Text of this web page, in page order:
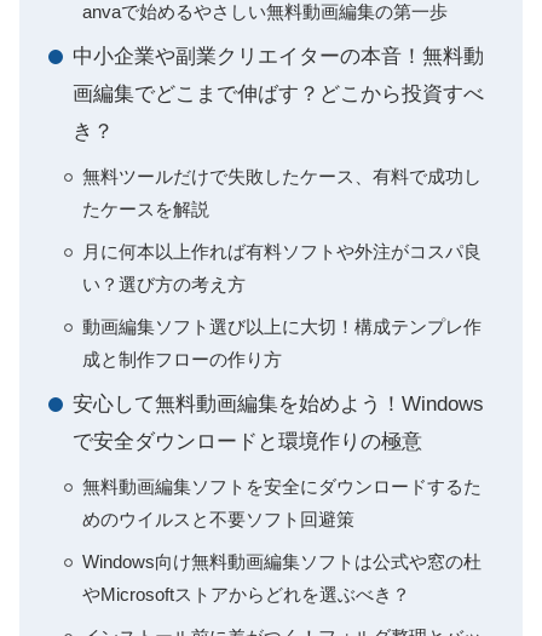
anvaで始めるやさしい無料動画編集の第一歩
中小企業や副業クリエイターの本音！無料動
画編集でどこまで伸ばす？どこから投資すべ
き？
無料ツールだけで失敗したケース、有料で成功し
たケースを解説
月に何本以上作れば有料ソフトや外注がコスパ良
い？選び方の考え方
動画編集ソフト選び以上に大切！構成テンプレ作
成と制作フローの作り方
安心して無料動画編集を始めよう！Windows
で安全ダウンロードと環境作りの極意
無料動画編集ソフトを安全にダウンロードするた
めのウイルスと不要ソフト回避策
Windows向け無料動画編集ソフトは公式や窓の杜
やMicrosoftストアからどれを選ぶべき？